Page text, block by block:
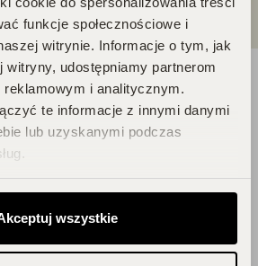
funkcje społecznościowe i
witrynie. Informacje o tym, jak
udostępniamy partnerom
reklamowym i analitycznym.
te informacje z innymi danymi
lub uzyskanymi podczas
wszystkie
ŚWIATA
to krok w stronę Twojego
i prezenty, których nie